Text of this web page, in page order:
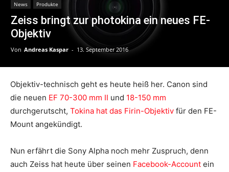
News Produkte
Zeiss bringt zur photokina ein neues FE-
Objektiv
Von Andreas Kaspar - 13. September 2016
Objektiv-technisch geht es heute heiß her. Canon sind
die neuen EF 70-300 mm II und 18-150 mm
durchgerutscht, Tokina hat das Firin-Objektiv für den FE-
Mount angekündigt.
Nun erfährt die Sony Alpha noch mehr Zuspruch, denn
auch Zeiss hat heute über seinen Facebook-Account ein